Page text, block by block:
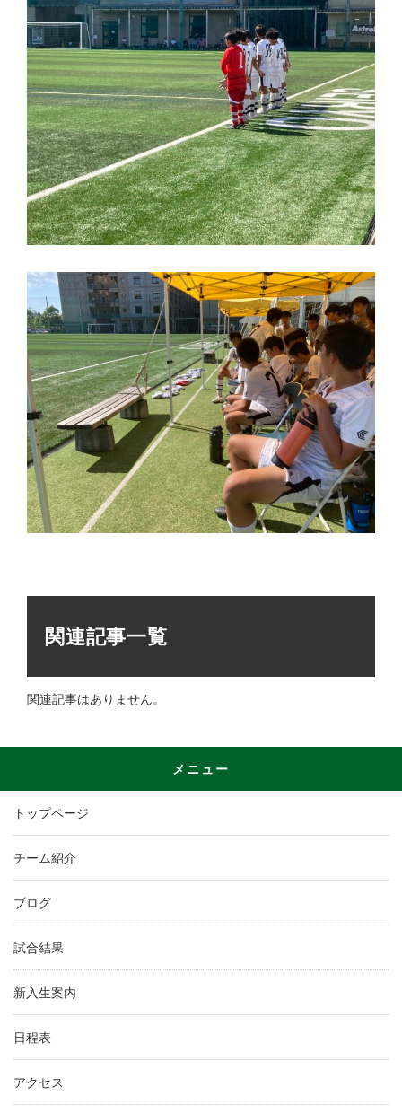
関連記事一覧
関連記事はありません。
メニュー
トップページ
チーム紹介
ブログ
試合結果
新入生案内
日程表
アクセス